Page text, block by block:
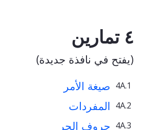
٤ تمارين
(يفتح في نافذة جديدة)
4A.1 صيغة الأمر
4A.2 المفردات
4A.3 حروف الجر